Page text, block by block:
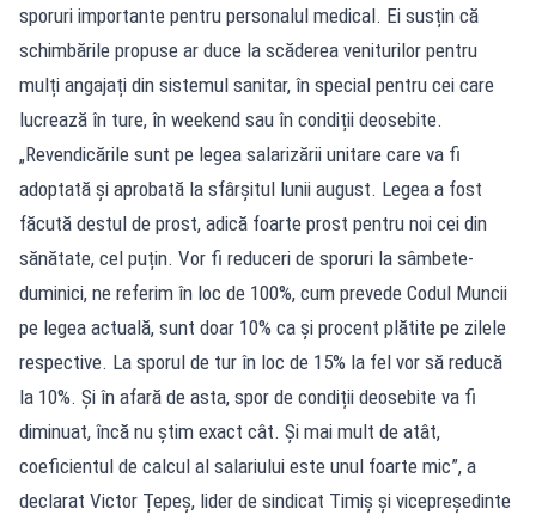
sporuri importante pentru personalul medical. Ei susțin că
schimbările propuse ar duce la scăderea veniturilor pentru
mulți angajați din sistemul sanitar, în special pentru cei care
lucrează în ture, în weekend sau în condiții deosebite.
„Revendicările sunt pe legea salarizării unitare care va fi
adoptată și aprobată la sfârșitul lunii august. Legea a fost
făcută destul de prost, adică foarte prost pentru noi cei din
sănătate, cel puțin. Vor fi reduceri de sporuri la sâmbete-
duminici, ne referim în loc de 100%, cum prevede Codul Muncii
pe legea actuală, sunt doar 10% ca și procent plătite pe zilele
respective. La sporul de tur în loc de 15% la fel vor să reducă
la 10%. Și în afară de asta, spor de condiții deosebite va fi
diminuat, încă nu știm exact cât. Și mai mult de atât,
coeficientul de calcul al salariului este unul foarte mic”, a
declarat Victor Țepeș, lider de sindicat Timiș și vicepreședinte